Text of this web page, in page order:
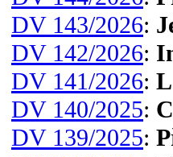
DV 143/2026:
DV 142/2026:
DV 141/2026:
DV 140/2025:
DV 139/2025: